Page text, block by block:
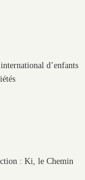
d’enfants
: Ki, le Chemin